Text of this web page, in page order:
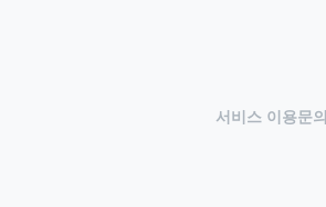
서비스 이용문의